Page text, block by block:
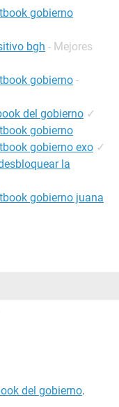
gobierno
bgh - Mejores
gobierno -
del gobierno ✓
gobierno
gobierno exo ✓
la
gobierno juana
del gobierno.